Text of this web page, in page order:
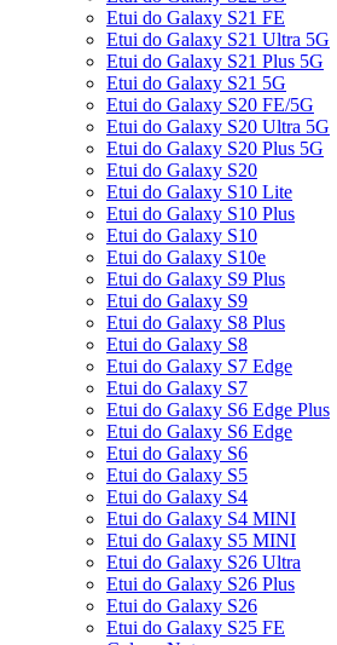
Etui do Galaxy S21 FE
Etui do Galaxy S21 Ultra 5G
Etui do Galaxy S21 Plus 5G
Etui do Galaxy S21 5G
Etui do Galaxy S20 FE/5G
Etui do Galaxy S20 Ultra 5G
Etui do Galaxy S20 Plus 5G
Etui do Galaxy S20
Etui do Galaxy S10 Lite
Etui do Galaxy S10 Plus
Etui do Galaxy S10
Etui do Galaxy S10e
Etui do Galaxy S9 Plus
Etui do Galaxy S9
Etui do Galaxy S8 Plus
Etui do Galaxy S8
Etui do Galaxy S7 Edge
Etui do Galaxy S7
Etui do Galaxy S6 Edge Plus
Etui do Galaxy S6 Edge
Etui do Galaxy S6
Etui do Galaxy S5
Etui do Galaxy S4
Etui do Galaxy S4 MINI
Etui do Galaxy S5 MINI
Etui do Galaxy S26 Ultra
Etui do Galaxy S26 Plus
Etui do Galaxy S26
Etui do Galaxy S25 FE